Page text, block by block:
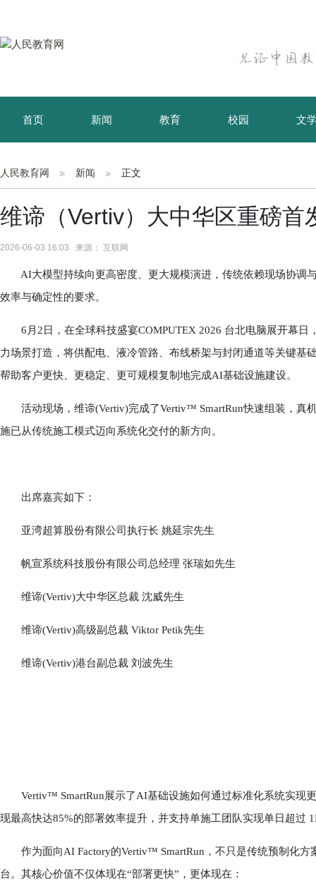
首页 新闻 教育 校园 文
育儿 资讯
人民教育网 新闻 正文
维谛（Vertiv）大中华区重磅首
2026-06-03 16:03 来源： 互联网
AI大模型持续向更高密度、更大规模演进，传统依赖现场协调
效率与确定性的要求。
6月2日，在全球科技盛宴COMPUTEX 2026 台北电脑展开幕日
力场景打造，将供配电、液冷管路、布线桥架与封闭通道等关键基
帮助客户更快、更稳定、更可规模复制地完成AI基础设施建设。
活动现场，维谛(Vertiv)完成了Vertiv™ SmartRun快速组装，真
施已从传统施工模式迈向系统化交付的新方向。
出席嘉宾如下：
亚湾超算股份有限公司执行长 姚延宗先生
帆宣系统科技股份有限公司总经理 张瑞如先生
维谛(Vertiv)大中华区总裁 沈威先生
维谛(Vertiv)高级副总裁 Viktor Petik先生
维谛(Vertiv)港台副总裁 刘波先生
Vertiv™ SmartRun展示了AI基础设施如何通过标准化系统实现
现最高快达85%的部署效率提升，并支持单施工团队实现单日超过
作为面向AI Factory的Vertiv™ SmartRun，不只是传统预制化方
台。其核心价值不仅体现在“部署更快”，更体现在：